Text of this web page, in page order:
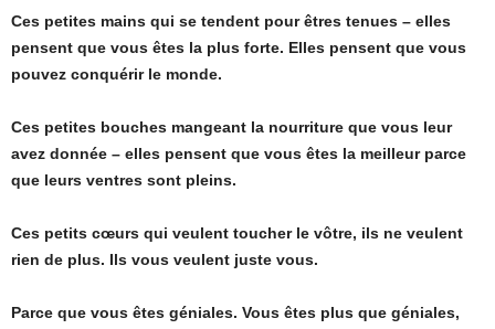
Ces petites mains qui se tendent pour êtres tenues – elles
pensent que vous êtes la plus forte. Elles pensent que vous
pouvez conquérir le monde.
Ces petites bouches mangeant la nourriture que vous leur
avez donnée – elles pensent que vous êtes la meilleur parce
que leurs ventres sont pleins.
Ces petits cœurs qui veulent toucher le vôtre, ils ne veulent
rien de plus. Ils vous veulent juste vous.
Parce que vous êtes géniales. Vous êtes plus que géniales,